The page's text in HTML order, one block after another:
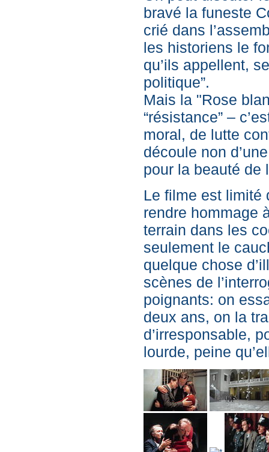
bravé la funeste
crié dans
les historiens le
qu’ils appellent,
politique”.
Mais la "Rose
“résistance” –
moral, de lutte
découle non
pour la beauté de
Le filme est limité
rendre hommage
terrain dans les
seulement le
quelque chose
scènes de
poignants: on
deux ans, on la
d’irresponsable,
lourde, peine